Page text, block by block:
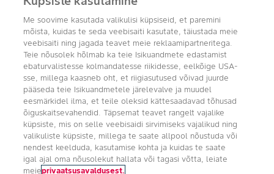
Agro Bayer
Eesti
Jälgi meid
Me soovime kasutada valikulisi küpsiseid, et paremini
mõista, kuidas te seda veebisaiti kasutate, täiustada meie
veebisaiti ning jagada teavet meie reklaamipartneritega.
Teie nõusolek hõlmab ka teie Isikuandmete edastamist
ebaturvalistesse kolmandatesse riikidesse, eelkõige USA-
sse, millega kaasneb oht, et riigiasutused võivad juurde
pääseda teie Isikuandmetele järelevalve ja muudel
eesmärkidel ilma, et teile oleksid kättesaadavad tõhusad
õiguskaitsevahendid. Täpsemat teavet rangelt vajalike
küpsiste, mis on selle veebisaidi sirvimiseks vajalikud ning
valikuliste küpsiste, millega te saate allpool nõustuda või
nendest keelduda, kasutamise kohta ja kuidas te saate
igal ajal oma nõusolekut hallata või tagasi võtta, leiate
meieprivaatsusavaldusest.